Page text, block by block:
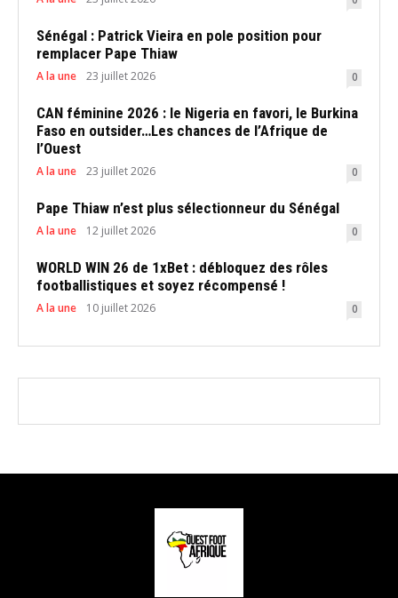
Sénégal : Patrick Vieira en pole position pour
remplacer Pape Thiaw
A la une 23 juillet 2026 0
CAN féminine 2026 : le Nigeria en favori, le Burkina
Faso en outsider…Les chances de l’Afrique de
l’Ouest
A la une 23 juillet 2026 0
Pape Thiaw n’est plus sélectionneur du Sénégal
A la une 12 juillet 2026 0
WORLD WIN 26 de 1xBet : débloquez des rôles
footballistiques et soyez récompensé !
A la une 10 juillet 2026 0